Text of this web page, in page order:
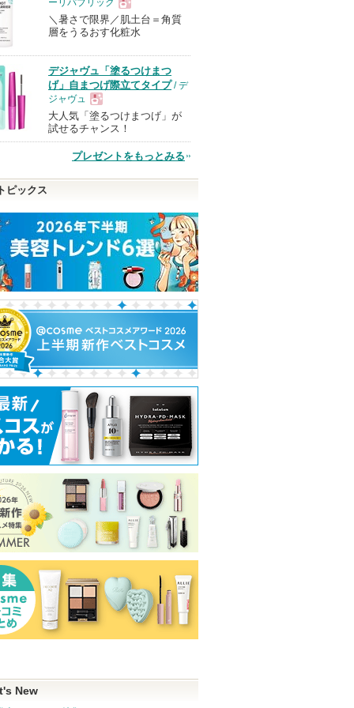
現
品
＼暑さで限界／肌土台＝角質
層をうるおす化粧水
デジャヴュ「塗るつけまつ
げ」自まつげ際立てタイプ/ デ
ジャヴュ
現
品
大人気「塗るつけまつげ」が
試せるチャンス！
プレゼントをもっとみる
ピックス
New